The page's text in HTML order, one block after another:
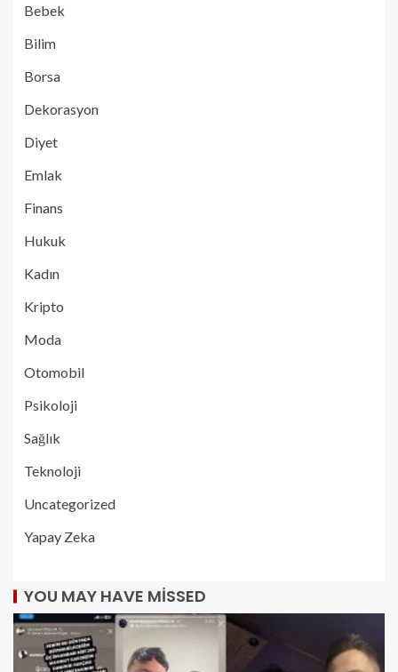
Bebek
Bilim
Borsa
Dekorasyon
Diyet
Emlak
Finans
Hukuk
Kadın
Kripto
Moda
Otomobil
Psikoloji
Sağlık
Teknoloji
Uncategorized
Yapay Zeka
YOU MAY HAVE MISSED